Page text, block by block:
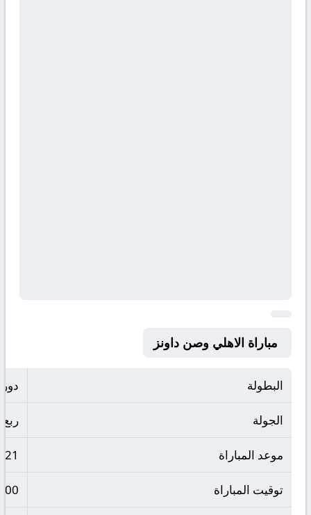
مباراة الاهلي وصن داونز
البطولة
الجولة ربع
موعد المباراة
توقيت المباراة 3:00 مساءاً